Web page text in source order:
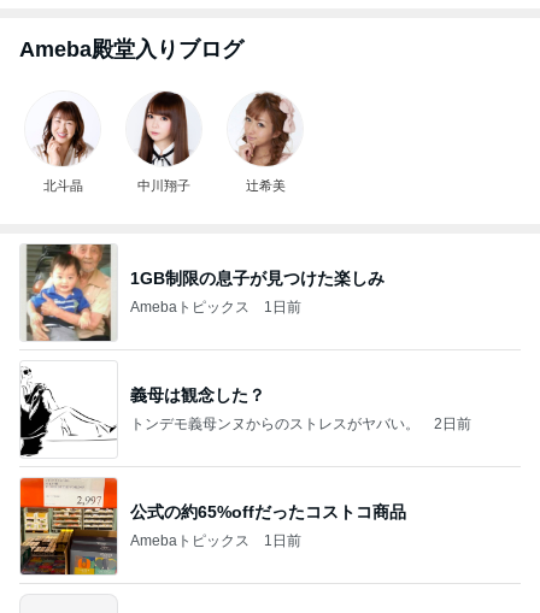
Ameba殿堂入りブログ
北斗晶 中川翔子 辻希美
1GB制限の息子が見つけた楽しみ
Amebaトピックス 1日前
義母は観念した？
トンデモ義母ンヌからのストレスがヤバい。 2日前
公式の約65%offだったコストコ商品
Amebaトピックス 1日前